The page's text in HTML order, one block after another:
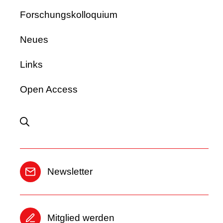
For­schungs­kol­lo­quium
Neues
Links
Open Access
News­let­ter
Mit­glied wer­den